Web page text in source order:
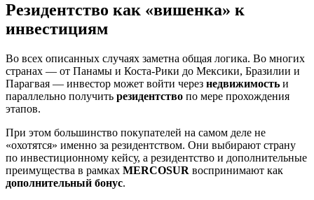
Резидентство как «вишенка» к
инвестициям
Во всех описанных случаях заметна общая логика. Во многих
странах — от Панамы и Коста-Рики до Мексики, Бразилии и
Парагвая — инвестор может войти через недвижимость и
параллельно получить резидентство по мере прохождения
этапов.
При этом большинство покупателей на самом деле не
«охотятся» именно за резидентством. Они выбирают страну
по инвестиционному кейсу, а резидентство и дополнительные
преимущества в рамках MERCOSUR воспринимают как
дополнительный бонус.